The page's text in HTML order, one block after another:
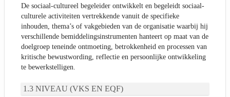
De sociaal-cultureel begeleider ontwikkelt en begeleidt sociaal-
culturele activiteiten vertrekkende vanuit de specifieke
inhouden, thema’s of vakgebieden van de organisatie waarbij hij
verschillende bemiddelingsinstrumenten hanteert op maat van de
doelgroep teneinde ontmoeting, betrokkenheid en processen van
kritische bewustwording, reflectie en persoonlijke ontwikkeling
te bewerkstelligen.
NIVEAU (VKS EN EQF)